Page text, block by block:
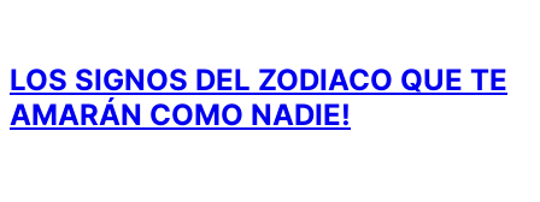
LOS SIGNOS DEL ZODIACO QUE TE
AMARÁN COMO NADIE!